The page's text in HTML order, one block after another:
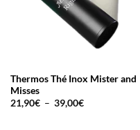
Thermos Thé Inox Mister and
Misses
21,90€ – 39,00€Plage